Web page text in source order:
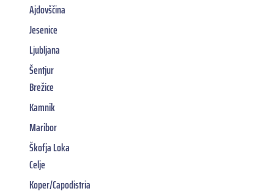
Ajdovščina
Jesenice
Ljubljana
Šentjur
Brežice
Kamnik
Maribor
Škofja Loka
Celje
Koper/Capodistria